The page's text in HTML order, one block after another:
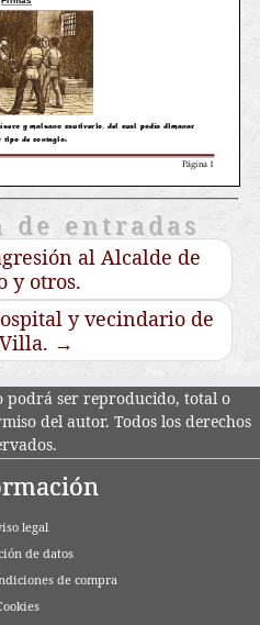
de entradas
al Alcalde de
y otros.
y vecindario de
→
podrá ser reproducido, total o
del autor. Todos los derechos
legal
de datos
de compra